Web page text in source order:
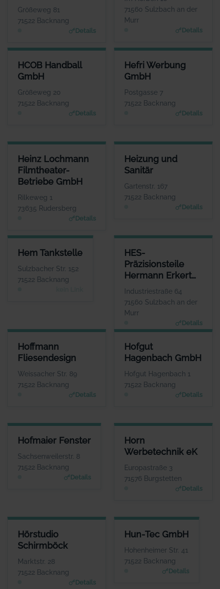
Größeweg 81
71522 Backnang
Details
Www.Kuschnertschuk.de
71560 Sulzbach an der
Murr
Details
www.hawa-verpackung.d
HCOB Handball
GmbH
Größeweg 20
71522 Backnang
Details
HCOB HANDBALL GMBH
ANSPRECHPARTNER
Herr Markus Mandlik
www.hcob.de
Hefri Werbung
GmbH
Postgasse 7
71522 Backnang
Details
HEFRI WERBUNG GMBH
ANSPRECHPARTNER
Herr Werner Stroh
www.bkz.de
Heinz Lochmann
Filmtheater-
Betriebe GmbH
Rilkeweg 1
73635 Rudersberg
Details
HEINZ LOCHMANN FILMTHEATER-BETRIEBE GMBH
ANSPRECHPARTNER
Herr Heinz Lochmann
WEBSITE
www.filmtheaterbetriebe.de
Heizung und
Sanitär
Gartenstr. 167
71522 Backnang
Details
HEIZUNG UND SANITÄR
ANSPRECHPARTNER
Herr Karl Mayer
www.heizungs-mayer.d
Hem Tankstelle
Sulzbacher Str. 152
71522 Backnang
HEM TANKSTELLE
Herr Berrak Özcan
Keine Website hinterlegt
HES-
Präzisionsteile
Hermann Erkert
GmbH
Industriestraße 64
71560 Sulzbach an der
Murr
Details
HES-PRÄZISIONSTEILE
Hoffmann
Fliesendesign
Weissacher Str. 89
71522 Backnang
Details
HOFFMANN FLIESENDESIGN
ANSPRECHPARTNER
Herr Bernd Hoffmann
www.hoffmann-fliesen.de
Hofgut
Hagenbach GmbH
Hofgut Hagenbach 1
71522 Backnang
Details
HOFGUT HAGENBACH GMBH
ANSPRECHPARTNER
Herr Matthias Wurche
www.hofgut-hagenbach.de
Hofmaier Fenster
Sachsenweilerstr. 8
71522 Backnang
Details
HOFMAIER FENSTER
Herr Herbert
Hofmaier
WEBSITE
www.hofmaier-fenster.
Horn
Werbetechnik eK
Europastraße 3
71576 Burgstetten
Details
HORN WERBETECHNIK EK
ANSPRECHPARTNER
Herr Thomas Horn
www.horn-werbetechni
Hörstudio
Schirmböck
Marktstr. 28
71522 Backnang
Details
HÖRSTUDIO SCHIRMBÖCK
ANSPRECHPARTNER
Frau Anne
www.hoerstudio-schirm
boeck.de
Hun-Tec GmbH
Hohenheimer Str. 41
71522 Backnang
Details
HUN-TEC GMBH
Herr Tamas Gauder
www.hun-tec.de